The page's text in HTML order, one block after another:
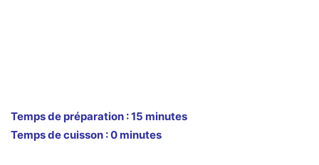
Temps de préparation :15 minutes
Temps de cuisson :0 minutes